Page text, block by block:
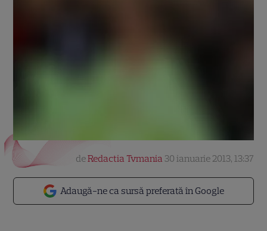
Adaugă-ne ca sursă preferată în Google
deRedactia Tvmania 30 ianuarie 2013, 13:37